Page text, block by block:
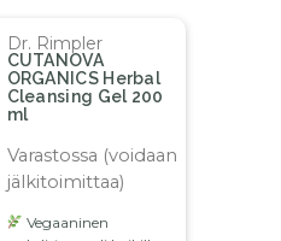
Dr. Rimpler
CUTANOVA
ORGANICS Herbal
Cleansing Gel 200
ml
Varastossa (voidaan
jälkitoimittaa)
Vegaaninen